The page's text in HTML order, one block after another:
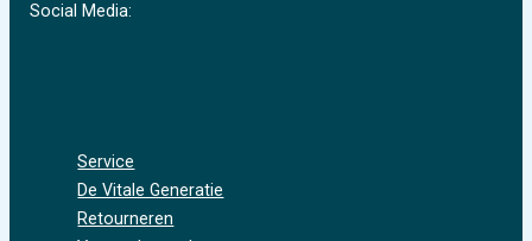
Social Media:
Service
De Vitale Generatie
Retourneren